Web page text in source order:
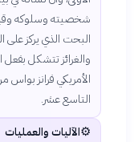
شخصيته وسلوكه
البحت الذي يركز على
والغرائز تتشكل بفعل
الأمريكي فرانز بواس
التاسع عشر.
⚙️الآليات والعمليات